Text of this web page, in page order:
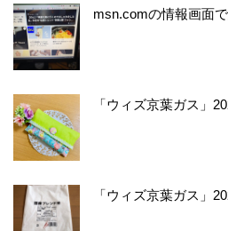
msn.comの情報画面
「ウィズ京葉ガス」
「ウィズ京葉ガス」